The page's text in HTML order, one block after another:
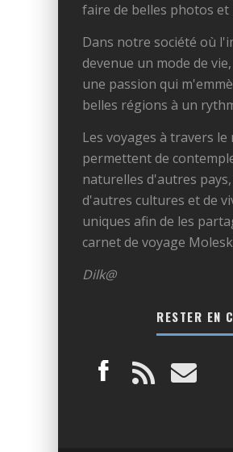
faire de belles photos et
Dans notre société où
devenue un mode de
une passion qui
belles régions à un
Les voyages à travers le
permettent de
naturelles d'autres
d'autres cultures et de
uniques afin de les
carnet de voyage
Dilk@
RESTER EN